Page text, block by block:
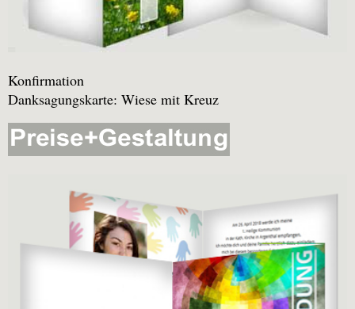
Konfirmation
Danksagungskarte: Wiese mit Kreuz